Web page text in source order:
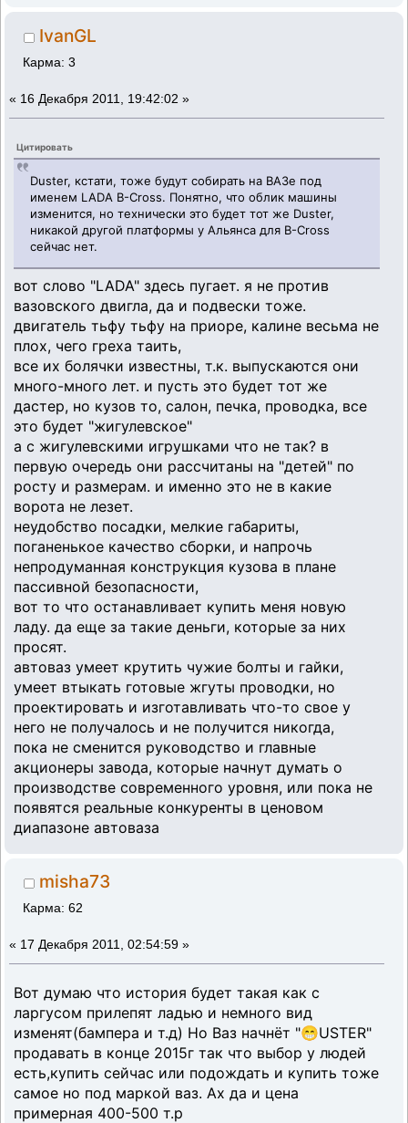
IvanGL
Карма: 3
« 16 Декабря 2011, 19:42:02 »
Цитировать
Duster, кстати, тоже будут собирать на ВАЗе под
именем LADA B-Cross. Понятно, что облик машины
изменится, но технически это будет тот же Duster,
никакой другой платформы у Альянса для B-Cross
сейчас нет.
вот слово "LADA" здесь пугает. я не против
вазовского двигла, да и подвески тоже.
двигатель тьфу тьфу на приоре, калине весьма не
плох, чего греха таить,
все их болячки известны, т.к. выпускаются они
много-много лет. и пусть это будет тот же
дастер, но кузов то, салон, печка, проводка, все
это будет "жигулевское"
а с жигулевскими игрушками что не так? в
первую очередь они рассчитаны на "детей" по
росту и размерам. и именно это не в какие
ворота не лезет.
неудобство посадки, мелкие габариты,
поганенькое качество сборки, и напрочь
непродуманная конструкция кузова в плане
пассивной безопасности,
вот то что останавливает купить меня новую
ладу. да еще за такие деньги, которые за них
просят.
автоваз умеет крутить чужие болты и гайки,
умеет втыкать готовые жгуты проводки, но
проектировать и изготавливать что-то свое у
него не получалось и не получится никогда,
пока не сменится руководство и главные
акционеры завода, которые начнут думать о
производстве современного уровня, или пока не
появятся реальные конкуренты в ценовом
диапазоне автоваза
misha73
Карма: 62
« 17 Декабря 2011, 02:54:59 »
Вот думаю что история будет такая как с
ларгусом прилепят ладью и немного вид
изменят(бампера и т.д) Но Ваз начнёт "😁USTER"
продавать в конце 2015г так что выбор у людей
есть,купить сейчас или подождать и купить тоже
самое но под маркой ваз. Ах да и цена
примерная 400-500 т.р